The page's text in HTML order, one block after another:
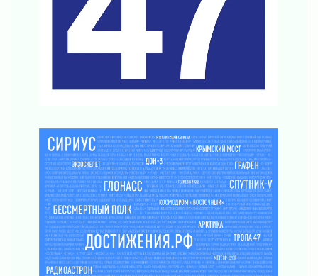
Все силы в кулак
01 августа 2026
Один в поле — не воин
31 июля 2026
О мужестве, долге и стойкости
31 июля 2026
Ленинградцы — бойцам «Барс-Ленинградец»
31 июля 2026
Маршрутами будущего — к заветной цели
31 июля 2026
«Корвет» на страже
31 июля 2026